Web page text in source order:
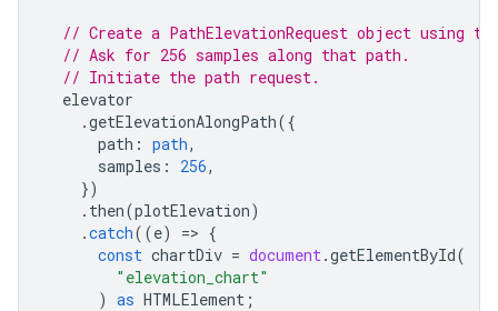
// Create a PathElevationRequest object using
// Ask for 256 samples along that path.
// Initiate the path request.
elevator
.getElevationAlongPath({
path : path,
samples : 256,
})
. then(plotElevation)
.catch((e) => {
const chartDiv = document.getElementById(
"elevation_chart"
) as HTMLElement ;